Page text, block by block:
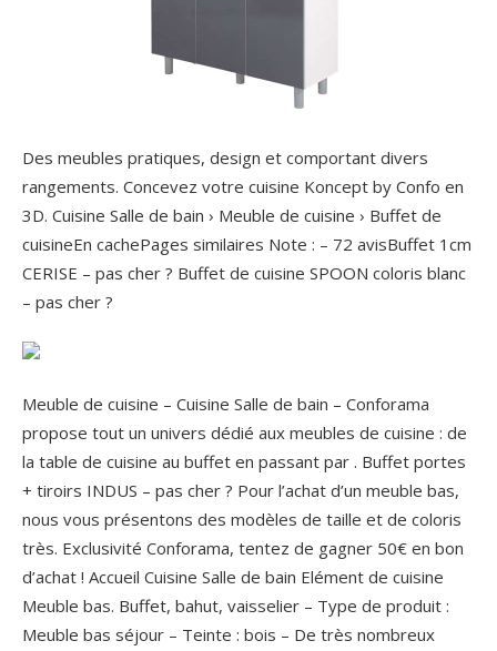
Des meubles pratiques, design et comportant divers
rangements. Concevez votre cuisine Koncept by Confo en
3D. Cuisine Salle de bain › Meuble de cuisine › Buffet de
cuisineEn cachePages similaires Note : – ‎72 avisBuffet 1cm
CERISE – pas cher ? Buffet de cuisine SPOON coloris blanc
– pas cher ?
Meuble de cuisine – Cuisine Salle de bain – Conforama
propose tout un univers dédié aux meubles de cuisine : de
la table de cuisine au buffet en passant par . Buffet portes
+ tiroirs INDUS – pas cher ? Pour l’achat d’un meuble bas,
nous vous présentons des modèles de taille et de coloris
très. Exclusivité Conforama, tentez de gagner 50€ en bon
d’achat ! Accueil Cuisine Salle de bain Elément de cuisine
Meuble bas. Buffet, bahut, vaisselier – Type de produit :
Meuble bas séjour – Teinte : bois – De très nombreux